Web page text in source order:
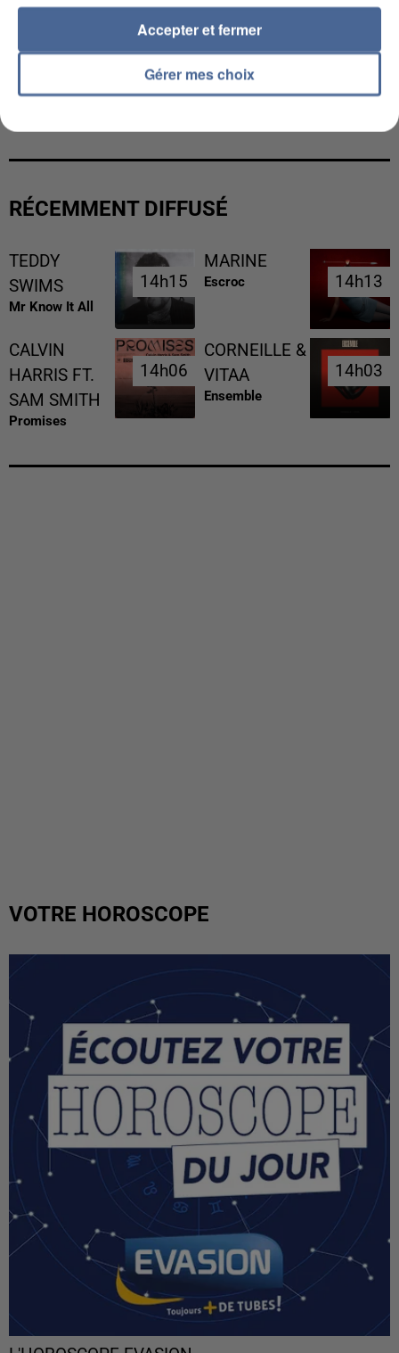
L’UN DES FONDATEURS SUPPOSÉS DE LA DZ
RÉCEMMENT DIFFUSÉ
TEDDY
SWIMS
Mr Know It All
14h15
14h15
MARINE
Escroc 14h13
14h13
CALVIN
HARRIS FT.
SAM SMITH
Promises
14h06
14h06
CORNEILLE &
VITAA
Ensemble
14h03
14h03
VOTRE HOROSCOPE
Gérer mes choix
Accepter et fermer